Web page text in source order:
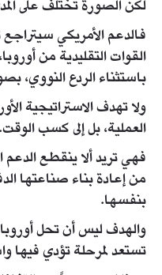
لكن الصورة تختلف على
فالدعم الأمريكي
القوات التقليدية من
باستثناء الردع النووي،
ولا تهدف الاستراتيجية
العملية، بل إلى كسب الوقت.
فهي تريد ألا ينقطع الدعم
من إعادة بناء صناعتها
بنفسها.
والهدف ليس أن تحل أوروبا
تستعد لمرحلة تؤدي فيها